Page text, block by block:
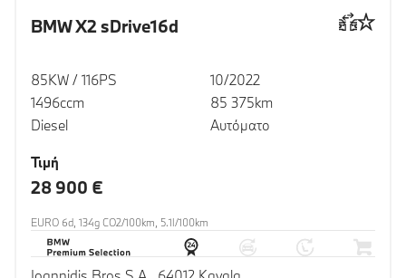
BMW X2 sDrive16d
85KW / 116PS
1496ccm
Diesel
10/2022
85 375km
Αυτόματο
Τιμή
28 900 €
EURO 6d, 134g CO2/100km, 5.1l/100km